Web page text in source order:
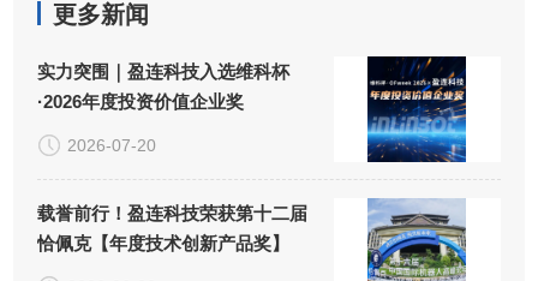
更多新闻
实力突围｜盈连科技入选维科杯
·2026年度投资价值企业奖
2026-07-20
载誉前行！盈连科技荣获第十二届
恰佩克【年度技术创新产品奖】